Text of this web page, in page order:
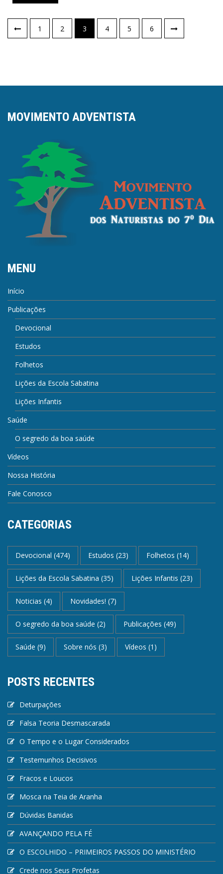
Paginação
de
1 2 3 4 5 6
MOVIMENTO ADVENTISTA
MENU
Início
Publicações
Devocional
Estudos
Folhetos
Lições da Escola Sabatina
Lições Infantis
Saúde
O segredo da boa saúde
Vídeos
Nossa História
Fale Conosco
CATEGORIAS
Devocional (474) Estudos (23) Folhetos (14)
Lições da Escola Sabatina (35) Lições Infantis (23)
Noticias (4) Novidades! (7)
O segredo da boa saúde (2) Publicações (49)
Saúde (9) Sobre nós (3) Vídeos (1)
POSTS RECENTES
Deturpações
Falsa Teoria Desmascarada
O Tempo e o Lugar Considerados
Testemunhos Decisivos
Fracos e Loucos
Mosca na Teia de Aranha
Dúvidas Banidas
AVANÇANDO PELA FÉ
O ESCOLHIDO – PRIMEIROS PASSOS DO MINISTÉRIO
Crede nos Seus Profetas